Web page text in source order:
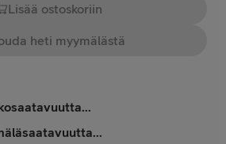
Lisää ostoskoriin
heti myymälästä